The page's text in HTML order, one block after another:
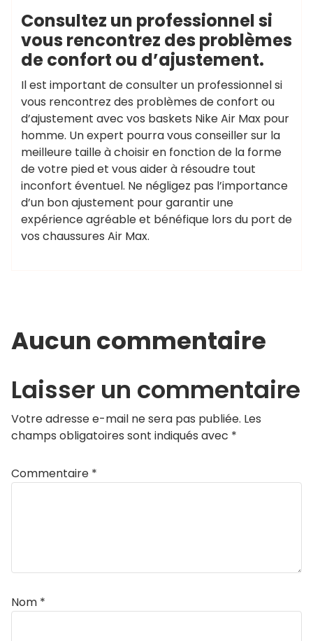
Consultez un professionnel si
vous rencontrez des problèmes
de confort ou d’ajustement.
Il est important de consulter un professionnel si
vous rencontrez des problèmes de confort ou
d’ajustement avec vos baskets Nike Air Max pour
homme. Un expert pourra vous conseiller sur la
meilleure taille à choisir en fonction de la forme
de votre pied et vous aider à résoudre tout
inconfort éventuel. Ne négligez pas l’importance
d’un bon ajustement pour garantir une
expérience agréable et bénéfique lors du port de
vos chaussures Air Max.
Aucun commentaire
Laisser un commentaire
Votre adresse e-mail ne sera pas publiée. Les
champs obligatoires sont indiqués avec *
Commentaire *
Nom *